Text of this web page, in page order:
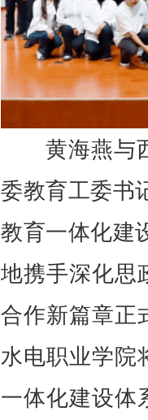
黄海燕与
委教育工委书
教育一体化建
地携手深化思
合作新篇章正
水电职业学院
一体化建设体